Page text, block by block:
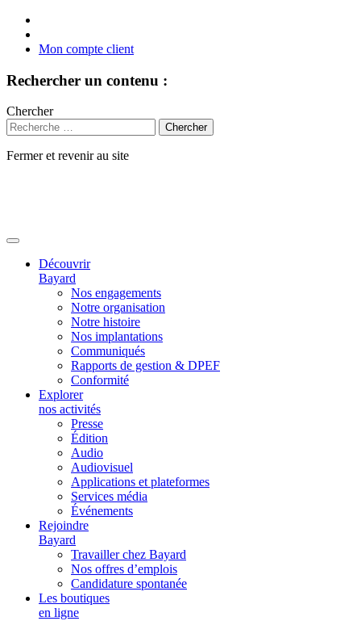
Mon compte client
Rechercher un contenu :
Chercher
Fermer et revenir au site
Découvrir
Bayard
Nos engagements
Notre organisation
Notre histoire
Nos implantations
Communiqués
Rapports de gestion & DPEF
Conformité
Explorer
nos activités
Presse
Édition
Audio
Audiovisuel
Applications et plateformes
Services média
Événements
Rejoindre
Bayard
Travailler chez Bayard
Nos offres d’emplois
Candidature spontanée
Les boutiques
en ligne